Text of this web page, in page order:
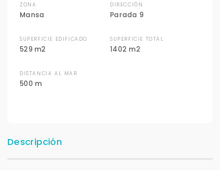
ZONA
Mansa
DIRECCIÓN
Parada 9
SUPERFICIE EDIFICADO
529 m2
SUPERFICIE TOTAL
1402 m2
DISTANCIA AL MAR
500 m
Descripción